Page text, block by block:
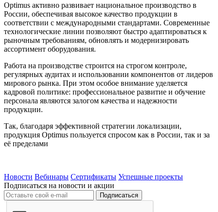
Optimus активно развивает национальное производство в
России, обеспечивая высокое качество продукции в
соответствии с международными стандартами. Современные
технологические линии позволяют быстро адаптироваться к
рыночным требованиям, обновлять и модернизировать
ассортимент оборудования.
Работа на производстве строится на строгом контроле,
регулярных аудитах и использовании компонентов от лидеров
мирового рынка. При этом особое внимание уделяется
кадровой политике: профессиональное развитие и обучение
персонала являются залогом качества и надежности
продукции.
Так, благодаря эффективной стратегии локализации,
продукция Optimus пользуется спросом как в России, так и за
её пределами
Новости Вебинары Сертификаты Успешные проекты
Подписаться на новости и акции
Подписаться